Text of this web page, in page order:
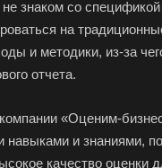
знаком со спецификой
на
и методики, из-за
отчета.
«Оценим-
навыками и знаниями,
качество оценки